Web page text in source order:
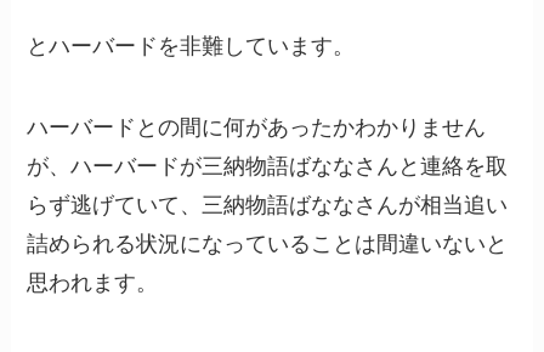
とハーバードを非難しています。
ハーバードとの間に何があったかわかりません
が、ハーバードが三納物語ばななさんと連絡を取
らず逃げていて、三納物語ばななさんが相当追い
詰められる状況になっていることは間違いないと
思われます。